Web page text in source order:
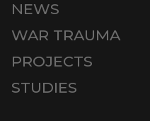
NEWS
WAR TRAUMA
PROJECTS
STUDIES